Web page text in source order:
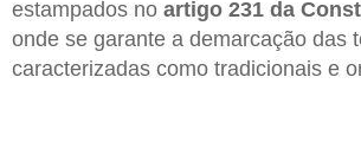
estampados no artigo 231 da
onde se garante a demarcação das
caracterizadas como tradicionais e